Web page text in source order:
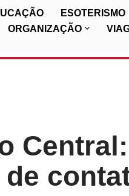
ESOTERISMO
ORGANIZAÇÃO